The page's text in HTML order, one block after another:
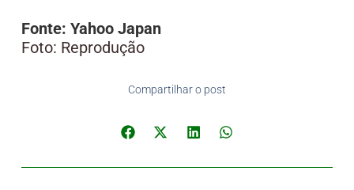
Fonte: Yahoo Japan
Foto: Reprodução
Compartilhar o post